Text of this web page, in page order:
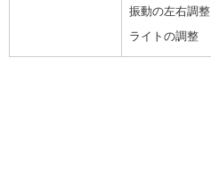
振動の左右調整
ライトの調整